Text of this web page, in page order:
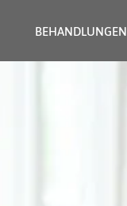
BEHANDLUNGEN